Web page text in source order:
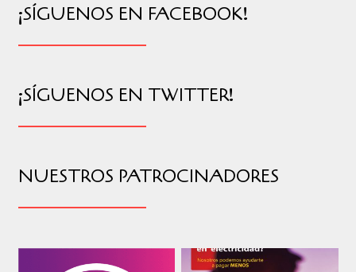
¡SÍGUENOS EN FACEBOOK!
¡SÍGUENOS EN TWITTER!
NUESTROS PATROCINADORES